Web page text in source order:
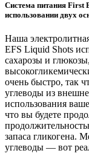
Система питания First
использовании двух
Наша
EFS Liquid Shots
сахарозы и
очень быстро, так
углеводы из
использования
что вы будете
запаса гликогена.
углеводы — вот